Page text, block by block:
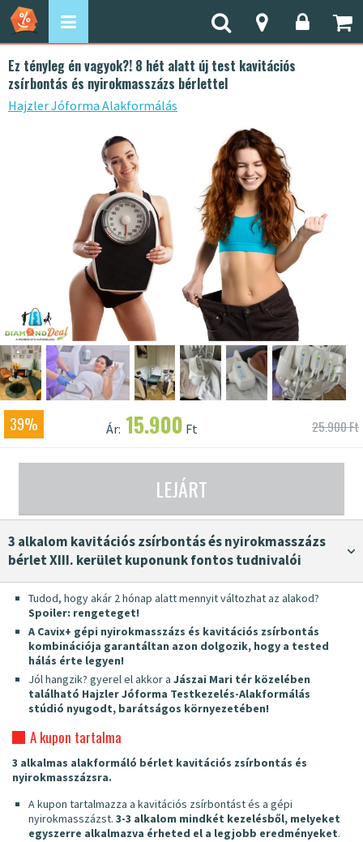
Ez tényleg én vagyok?! 8 hét alatt új test kavitációs
zsírbontás és nyirokmasszázs bérlettel
Hajzler Jóforma Alakformálás
39% Ár: 15.900 Ft 25.900 Ft
LEJÁRT
3 alkalom kavitációs zsírbontás és nyirokmasszázs
bérlet XIII. kerület kuponunk fontos tudnivalói
Tudod, hogy akár 2 hónap alatt mennyit változhat az alakod?
Spoiler: rengeteget!
A Cavix+ gépi nyirokmasszázs és kavitációs zsírbontás
kombinációja garantáltan azon dolgozik, hogy a tested
hálás érte legyen!
Jól hangzik? gyerel el akkor a Jászai Mari tér közelében
található Hajzler Jóforma Testkezelés-Alakformálás
stúdió nyugodt, barátságos környezetében!
A kupon tartalma
3 alkalmas alakformáló bérlet kavitációs zsírbontás és
nyirokmasszázsra.
A kupon tartalmazza a kavitációs zsírbontást és a gépi
nyirokmasszázst. 3-3 alkalom mindkét kezelésből, melyeket
egyszerre alkalmazva érheted el a legjobb eredményeket.